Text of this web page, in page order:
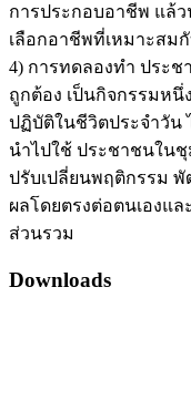
การประกอบอาชีพ แล้
เลือกอาชีพที่เหมาะสมกั
4) การทดลองทำ ประ
ถูกต้อง เป็นกิจกรรมหนึ่
ปฏิบัติในชีวิตประจำวัน
นำไปใช้ ประชาชนใน
ปรับเปลี่ยนพฤติกรรม
ผลโดยตรงต่อตนเองแล
ส่วนรวม
Downloads